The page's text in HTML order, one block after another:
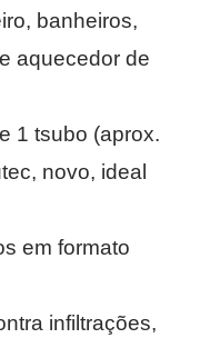
banheiros,
aquecedor de
1 tsubo (aprox.
novo, ideal
em formato
infiltrações,